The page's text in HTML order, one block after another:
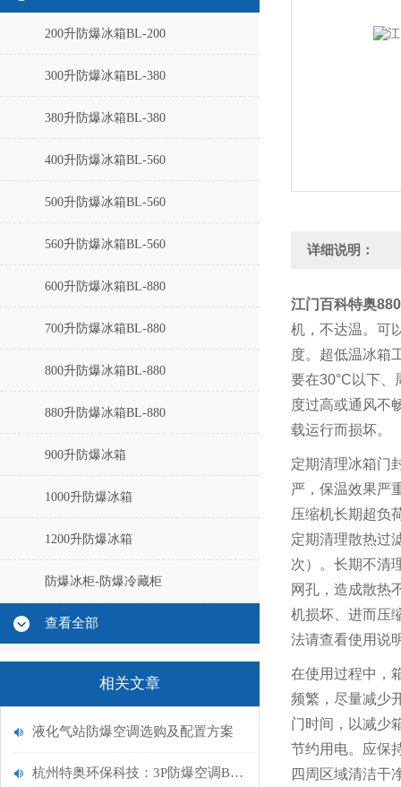
200升防爆冰箱BL-200
300升防爆冰箱BL-380
380升防爆冰箱BL-380
400升防爆冰箱BL-560
500升防爆冰箱BL-560
560升防爆冰箱BL-560
600升防爆冰箱BL-880
700升防爆冰箱BL-880
800升防爆冰箱BL-880
880升防爆冰箱BL-880
900升防爆冰箱
1000升防爆冰箱
1200升防爆冰箱
防爆冰柜-防爆冷藏柜
查看全部
相关文章
液化气站防爆空调选购及配置方案
杭州特奥环保科技：3P防爆空调BFKG7.5
详细说明：
江门百科特奥
机，不达温。可
度。 超低温冰箱
要在30°C以下、
度过高或通风不
载运行而损坏。
定期清理冰箱门
严，保温效果严
压缩机长期超负
定期清理散热过
次）。长期不清
网孔，造成散热
机损坏、进而压
法请查看使用说
在使用过程中，
频繁，尽量减少
门时间，以减少
节约用电。应保
四周区域清洁干